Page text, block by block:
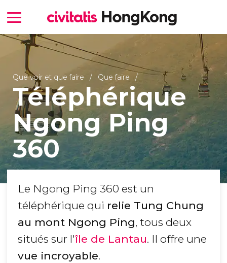
Que voir et que faire Que faire
Téléphérique
Ngong Ping
360
Le Ngong Ping 360 est un
téléphérique qui relie Tung Chung
au mont Ngong Ping, tous deux
situés sur l'île de Lantau. Il offre une
vue incroyable.